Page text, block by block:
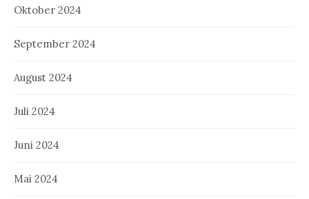
Oktober 2024
September 2024
August 2024
Juli 2024
Juni 2024
Mai 2024